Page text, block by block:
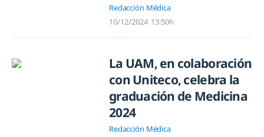
Redacción Médica
10/12/2024 13:50h
La UAM, en colaboración
con Uniteco, celebra la
graduación de Medicina
2024
Redacción Médica